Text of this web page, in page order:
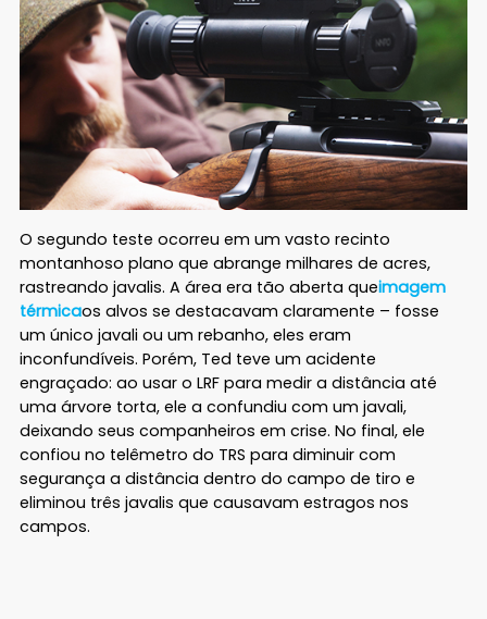
O segundo teste ocorreu em um vasto recinto
montanhoso plano que abrange milhares de acres,
rastreando javalis. A área era tão aberta queimagem
térmicaos alvos se destacavam claramente – fosse
um único javali ou um rebanho, eles eram
inconfundíveis. Porém, Ted teve um acidente
engraçado: ao usar o LRF para medir a distância até
uma árvore torta, ele a confundiu com um javali,
deixando seus companheiros em crise. No final, ele
confiou no telêmetro do TRS para diminuir com
segurança a distância dentro do campo de tiro e
eliminou três javalis que causavam estragos nos
campos.